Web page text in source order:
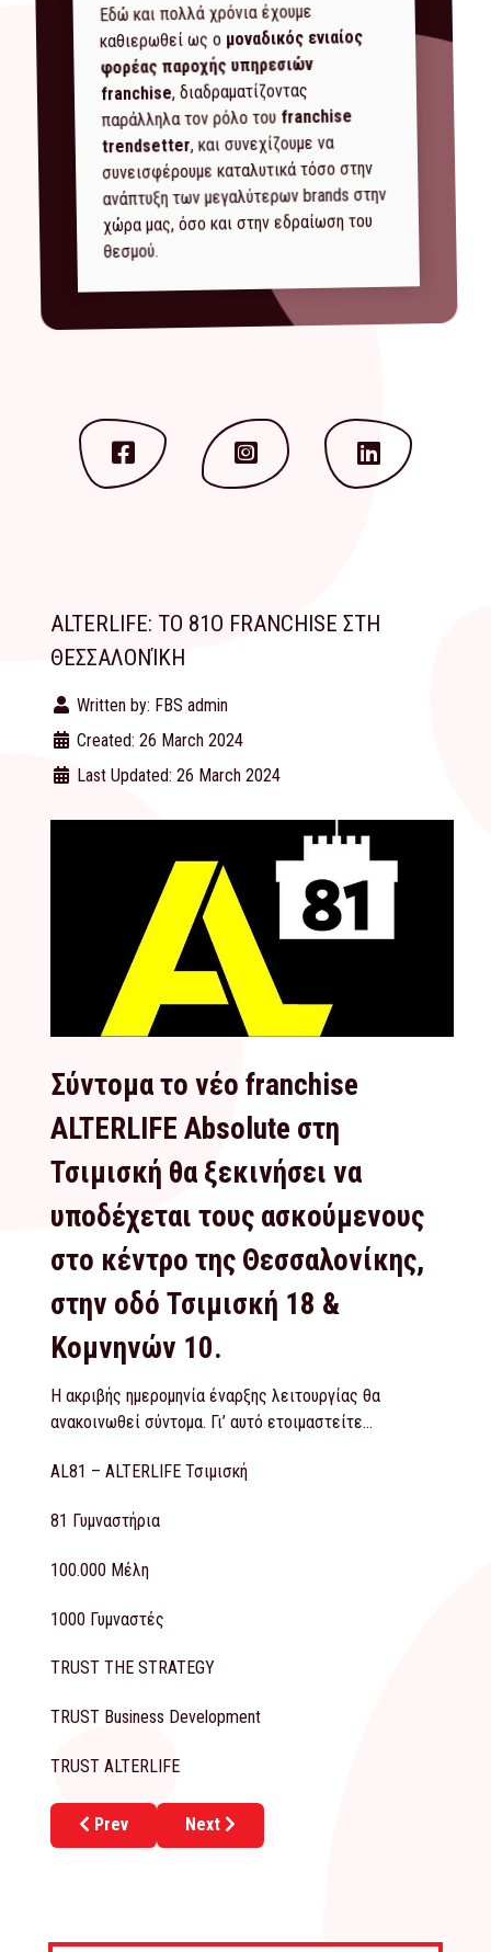
Εδώ και πολλά χρόνια έχουμε
καθιερωθεί ως ο μοναδικός ενιαίος
φορέας παροχής υπηρεσιών
franchise, διαδραματίζοντας
παράλληλα τον ρόλο του franchise
trendsetter, και συνεχίζουμε να
συνεισφέρουμε καταλυτικά τόσο στην
ανάπτυξη των μεγαλύτερων brands στην
χώρα μας, όσο και στην εδραίωση του
θεσμού.
ALTERLIFE: ΤΟ 81Ο FRANCHISE ΣΤΗ
ΘΕΣΣΑΛΟΝΊΚΗ
Written by: FBS admin
Created: 26 March 2024
Last Updated: 26 March 2024
Σύντομα το νέο franchise
ALTERLIFE Absolute στη
Τσιμισκή θα ξεκινήσει να
υποδέχεται τους ασκούμενους
στο κέντρο της Θεσσαλονίκης,
στην οδό Τσιμισκή 18 &
Κομνηνών 10.
Η ακριβής ημερομηνία έναρξης λειτουργίας θα
ανακοινωθεί σύντομα. Γι’ αυτό ετοιμαστείτε…
AL81 – ALTERLIFE Τσιμισκή
81 Γυμναστήρια
100.000 Μέλη
1000 Γυμναστές
TRUST THE STRATEGY
TRUST Business Development
TRUST ALTERLIFE
Previous article: BUENO CREPA: Προσεχώς νέο
Prev Next article: FEMME FATALE: Το πρώτο
Next